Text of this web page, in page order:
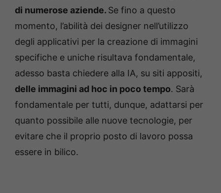
di numerose aziende. Se fino a questo
momento, l’abilità dei designer nell’utilizzo
degli applicativi per la creazione di immagini
specifiche e uniche risultava fondamentale,
adesso basta chiedere alla IA, su siti appositi,
delle immagini ad hoc in poco tempo. Sarà
fondamentale per tutti, dunque, adattarsi per
quanto possibile alle nuove tecnologie, per
evitare che il proprio posto di lavoro possa
essere in bilico.